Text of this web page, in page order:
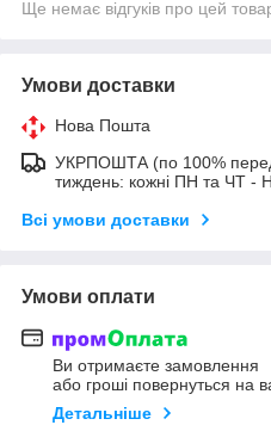
Ще немає відгуків про цей
Умови доставки
Нова Пошта
УКРПОШТА (по 100%
тиждень: кожні ПН та ЧТ
Всі умови доставки
Умови оплати
Ви отримаєте замовлення
або гроші повернуться на
Детальніше